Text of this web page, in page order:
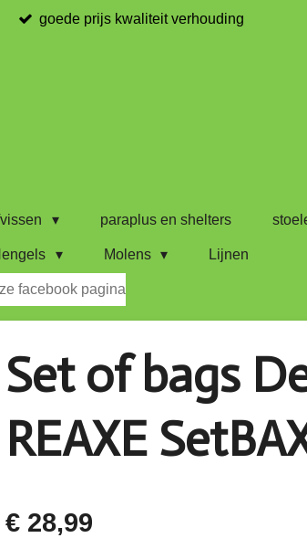
goede prijs kwaliteit verhouding
paraplus en shelters
Molens Lijnen
facebook pagina
Set of bags
REAXE
€ 28,99